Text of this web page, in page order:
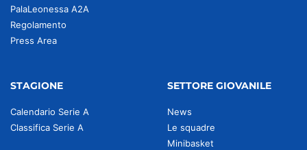
PalaLeonessa A2A
Regolamento
Press Area
STAGIONE
Calendario Serie A
Classifica Serie A
SETTORE GIOVANILE
News
Le squadre
Minibasket